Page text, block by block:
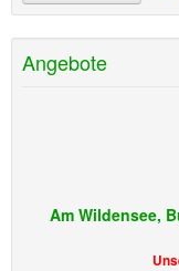
Angebote
Am Wildensee,